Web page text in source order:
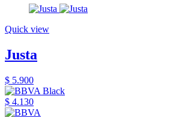
Quick view
Justa
$ 5.900
$ 4.130